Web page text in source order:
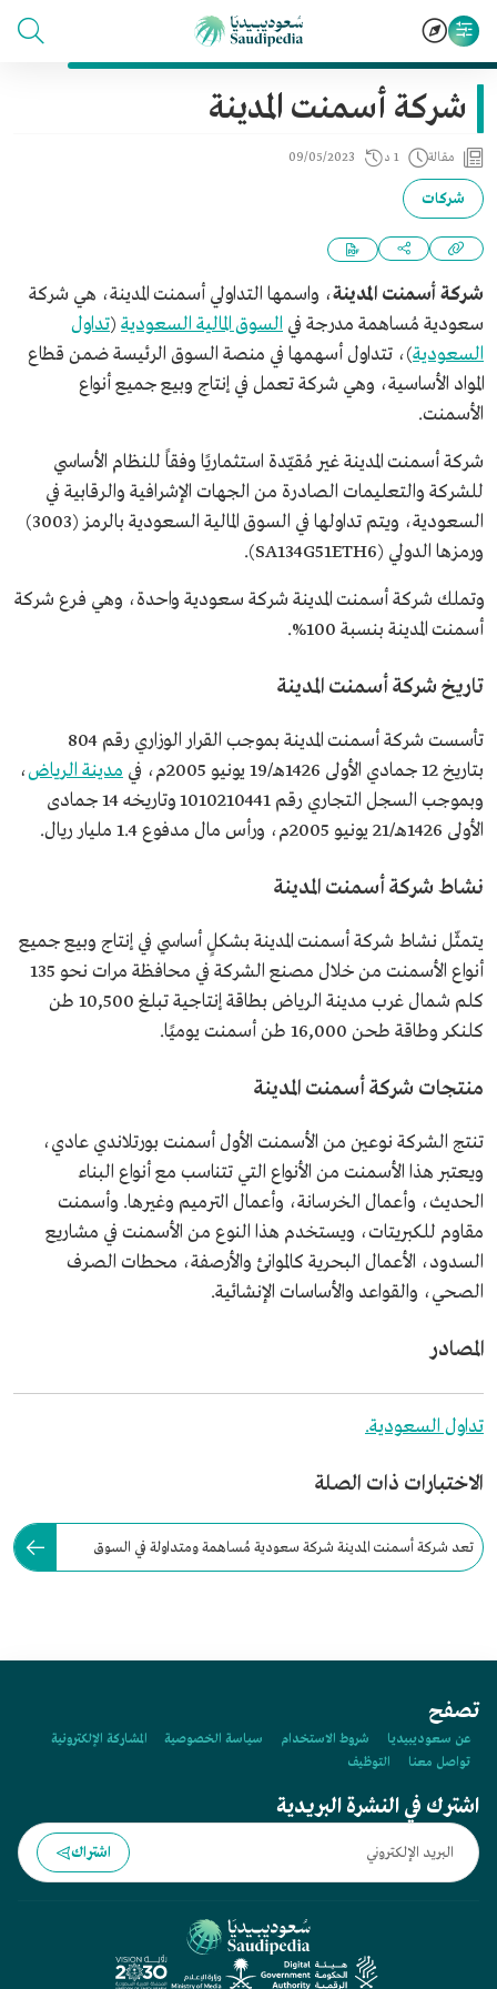
شركة أسمنت المدينة
مقالة 1 د 09/05/2023
شركات
شركة أسمنت المدينة، واسمها التداولي أسمنت المدينة، هي شركة
سعودية مُساهمة مدرجة في السوق المالية السعودية (تداول
السعودية)، تتداول أسهمها في منصة السوق الرئيسة ضمن قطاع
المواد الأساسية، وهي شركة تعمل في إنتاج وبيع جميع أنواع
الأسمنت.
شركة أسمنت المدينة غير مُقيّدة استثماريًا وفقاً للنظام الأساسي
للشركة والتعليمات الصادرة من الجهات الإشرافية والرقابية في
السعودية، ويتم تداولها في السوق المالية السعودية بالرمز (3003)
ورمزها الدولي (SA134G51ETH6).
وتملك شركة أسمنت المدينة شركة سعودية واحدة، وهي فرع شركة
أسمنت المدينة بنسبة 100%.
تاريخ شركة أسمنت المدينة
تأسست شركة أسمنت المدينة بموجب القرار الوزاري رقم 804
بتاريخ 12 جمادي الأولى 1426هـ/19 يونيو 2005م، في
مدينة الرياض،
وبموجب السجل التجاري رقم 1010210441 وتاريخه 14 جمادى
الأولى 1426هـ/21 يونيو 2005م، ورأس مال مدفوع 1.4 مليار ريال.
نشاط شركة أسمنت المدينة
يتمثّل نشاط شركة أسمنت المدينة بشكلٍ أساسي في إنتاج وبيع جميع
أنواع الأسمنت من خلال مصنع الشركة في محافظة مرات نحو 135
كلم شمال غرب مدينة الرياض بطاقة إنتاجية تبلغ 10,500 طن
كلنكر وطاقة طحن 16,000 طن أسمنت يوميًا.
منتجات شركة أسمنت المدينة
تنتج الشركة نوعين من الأسمنت الأول أسمنت بورتلاندي عادي،
ويعتبر هذا الأسمنت من الأنواع التي تتناسب مع أنواع البناء
الحديث، وأعمال الخرسانة، وأعمال الترميم وغيرها. وأسمنت
مقاوم للكبريتات، ويستخدم هذا النوع من الأسمنت في مشاريع
السدود، الأعمال البحرية كالموانئ والأرصفة، محطات الصرف
الصحي، والقواعد والأساسات الإنشائية.
المصادر
تداول السعودية.
الاختبارات ذات الصلة
تعد شركة أسمنت المدينة شركة سعودية مُساهمة ومتداولة في السوق
تصفح
عن سعوديبيديا شروط الاستخدام سياسة الخصوصية
المشاركة الإلكترونية
تواصل معنا
التوظيف
اشترك في النشرة البريدية
اشتراك